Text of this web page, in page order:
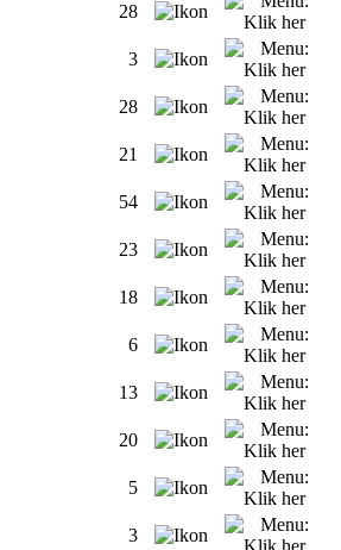
28
3
28
21
54
23
18
6
13
20
5
3